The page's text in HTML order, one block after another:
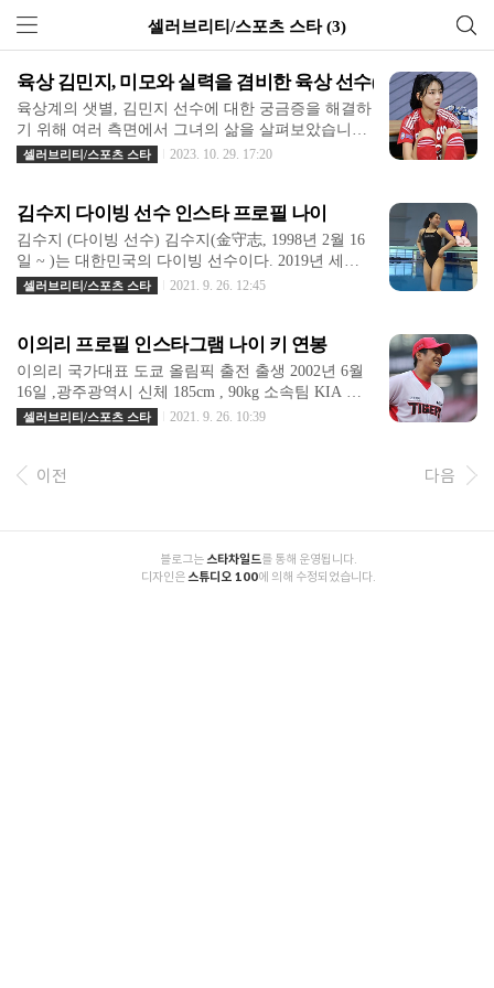
셀러브리티/스포츠 스타 (3)
육상 김민지, 미모와 실력을 겸비한 육상 선수(+ 카리나 닮은
육상계의 샛별, 김민지 선수에 대한 궁금증을 해결하
기 위해 여러 측면에서 그녀의 삶을 살펴보았습니다.
충북 청주에서 태어난 김민지 선수는 현재 27세로, 4
모로도 육상계에서 큰 주목을 받고 있습니다. 김민지
선수는 육상 팬들 사이에서는 "육상여신"과 "바비인
형"이라는 별명으로 잘 알려져 있습니다. 그러나 그
녀의 별명 뒤에는 강력한 육상 능력이 숨겨져 있습니
다. 2014년부터 2019년까지 꾸준한 노력과 훈련 끝에
습니다. 뿐만 아니라 김민지 선수는 육상 뿐만 아니
라 방송 활동에서도 활발하게 활동하고 있습니다. 20
22년에는 MBC 아이돌 육상 대회와 SBS ..
셀러브리티/스포츠 스타 2023. 10. 29. 17:20
김수지 다이빙 선수 인스타 프로필 나이
김수지 (다이빙 선수) 김수지(金守志, 1998년 2월 16
일 ~ )는 대한민국의 다이빙 선수이다. 2019년 세계
수영 선수권 대회에서 다이빙 1m 스프링보드 종목
역시 울주군 키 152cm 학력 울산대학교 스포츠 국가
대한민국 종목 다이빙 소속팀 울산광역시청 코치 한
량경 다이빙 월드컵 데뷔 2012년 2월 23일 런던 (3m
39위) 메달 기록[숨기기] 여자 다이빙 세계 선수권 대
회 동 2019 광주 1m 스프링보드 아시안 게임 동 2018
17 타이베이 싱크로나이즈드 3m 스프링보드 동 2017
셀러브리티/스포츠 스타 2021. 9. 26. 12:45
이의리 프로필 인스타그램 나이 키 연봉
이의리 국가대표 도쿄 올림픽 출전 출생 2002년 6월
16일 ,광주광역시 신체 185cm , 90kg 소속팀 KIA 타
이거즈 ( 투수 ,48 ) 학력 광주제일고등학교 경력 202
원 (2021년) 2020년 8월 24일 프로 생활을 시작한 신
g으로 알려져 있습니다. 학력은 광주수창초등학교,
충장중학교, 광주제일고등학교 졸업으로 알려져 있
셀러브리티/스포츠 스타 2021. 9. 26. 10:39
이전 다음
          블로그는
스타차일드를 통해 운영됩니다.
          디자인은
스튜디오 100에 의해 수정되었습니다.